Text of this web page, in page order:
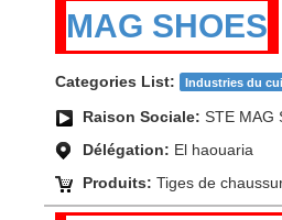
MAG SHOES
Categories List: Industries du
Raison Sociale: STE MAG
Délégation: El haouaria
Produits: Tiges de